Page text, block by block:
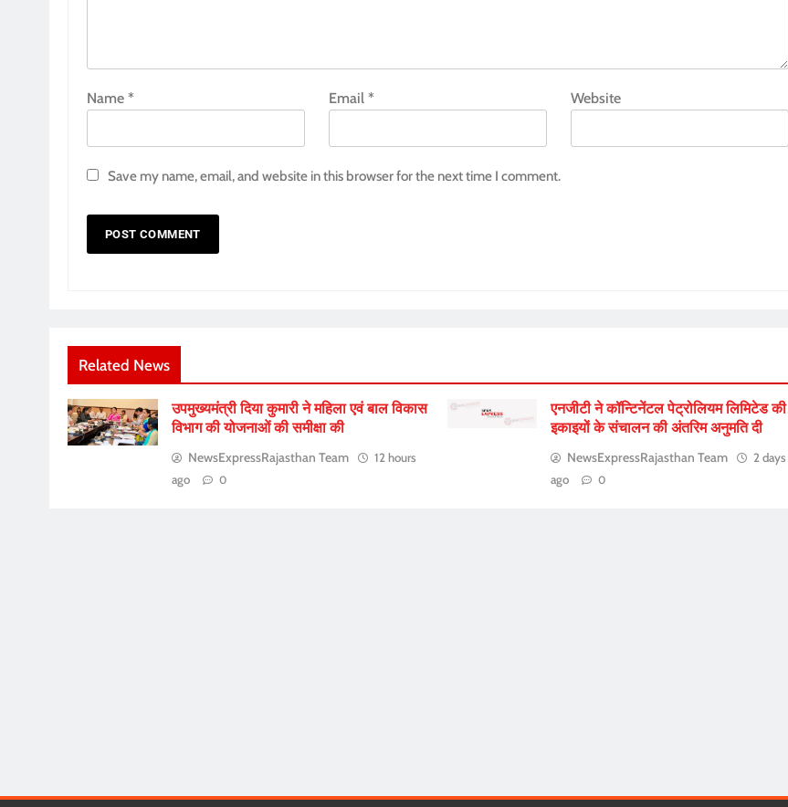
Name * Email* Website
Save my name, email, and website in this browser for the next time I comment.
Related News
उपमुख्यमंत्री दिया कुमारी ने महिला एवं बाल विकास
विभाग की योजनाओं की समीक्षा की
NewsExpressRajasthan Team
12 hours
ago
0
एनजीटी ने कॉन्टिनेंटल पेट्रोलियम लिमिटेड की
इकाइयों के संचालन की अंतरिम अनुमति दी
NewsExpressRajasthan Team
2 days
ago
0